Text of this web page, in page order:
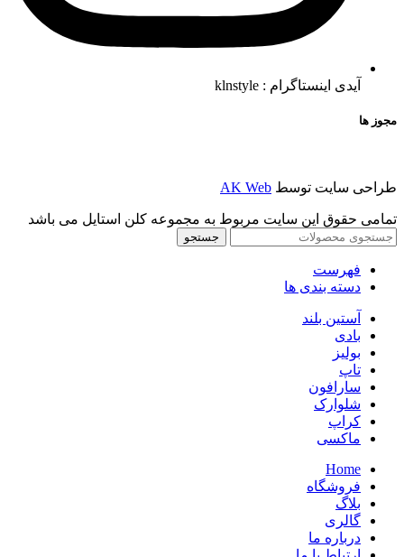
آیدی اینستاگرام : klnstyle
مجوز ها
طراحی سایت توسط AK Web
تمامی حقوق این سایت مربوط به مجموعه کلن استایل می باشد
جستجو
فهرست
دسته بندی ها
آستین بلند
بادی
بولیز
تاپ
سارافون
شلوارک
کراپ
ماکسی
Home
فروشگاه
بلاگ
گالری
درباره ما